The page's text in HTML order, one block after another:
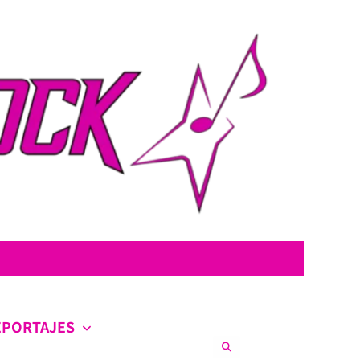
en la escena nacional e internacional.